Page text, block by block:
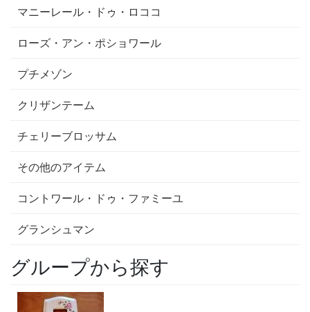
マニーレール・ドゥ・ロココ
ローズ・アン・ポショワール
プチメゾン
クリザンテーム
チェリーブロッサム
その他のアイテム
コントワール・ドゥ・ファミーユ
グランシュマン
グループから探す